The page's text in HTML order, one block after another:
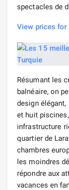
spectacles de
View prices for
Résumant les
balnéaire, on
design
et huit
infrastructure
quartier de
chambres
les moindres
répondre aux
vacances en